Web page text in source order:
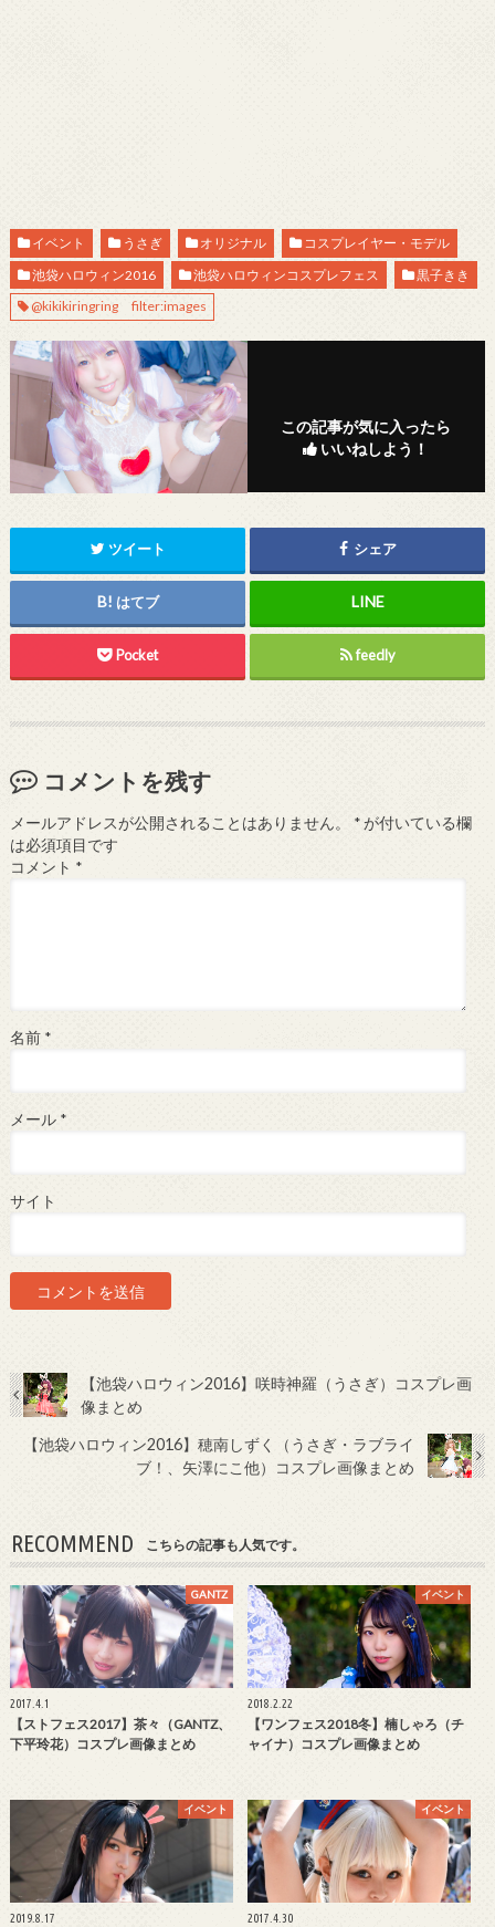
イベント うさぎ オリジナル
コスプレイヤー・モデル
池袋ハロウィン2016
池袋ハロウィンコスプレフェス
黒子きき
@kikikiringring filter:images
この記事が気に入ったら
いいねしよう！
ツイート シェア
はてブ
Pocket feedly
コメントを残す
メールアドレスが公開されることはありません。 *が付いている欄
は必須項目です
コメント *
名前 *
メール *
サイト
【池袋ハロウィン2016】咲時神羅（うさぎ）コスプレ画
像まとめ
【池袋ハロウィン2016】穂南しずく（うさぎ・ラブライ
ブ！、矢澤にこ他）コスプレ画像まとめ
RECOMMEND こちらの記事も人気です。
GANTZ
2017.4.1
【ストフェス2017】茶々（GANTZ、
下平玲花）コスプレ画像まとめ
イベント
2018.2.22
【ワンフェス2018冬】楠しゃろ（チ
ャイナ）コスプレ画像まとめ
イベント
2019.8.17
イベント
2017.4.30